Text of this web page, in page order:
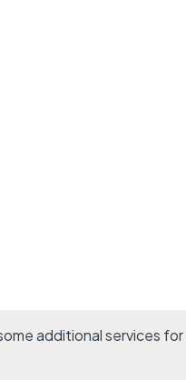
additional services for